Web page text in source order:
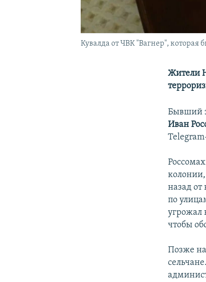
Кувалда от ЧВК "Вагнер", которая
Жители
Бывший
Иван
назад от
по
угрожал
чтобы
Позже